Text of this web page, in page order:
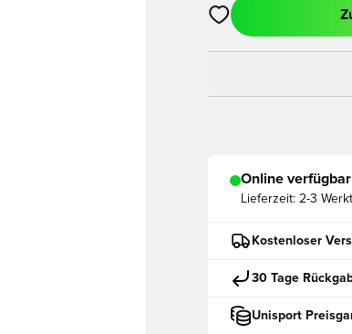
Öffnet ein neues
Online verfügbar
Lieferzeit: 2-3
Kostenloser
30 Tage
Unisport